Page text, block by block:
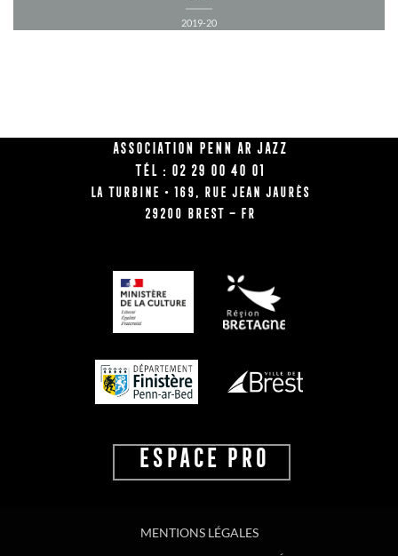
2019-20
Association Penn Ar Jazz
Tél : 02 29 00 40 01
La Turbine • 169, rue Jean Jaurès
29200 BREST – FR
ESPACE PRO
MENTIONS LÉGALES